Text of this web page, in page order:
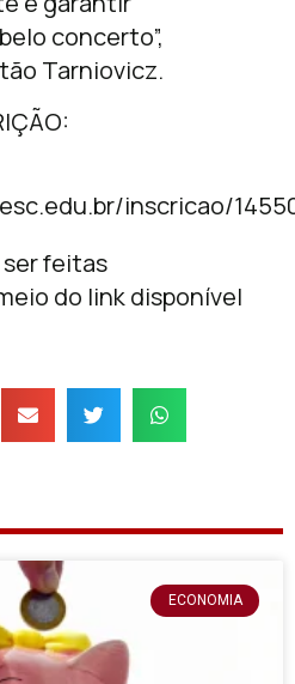
concerto”,
Tarniovicz.
inscricao/
feitas
do link disponível
ECONOMIA